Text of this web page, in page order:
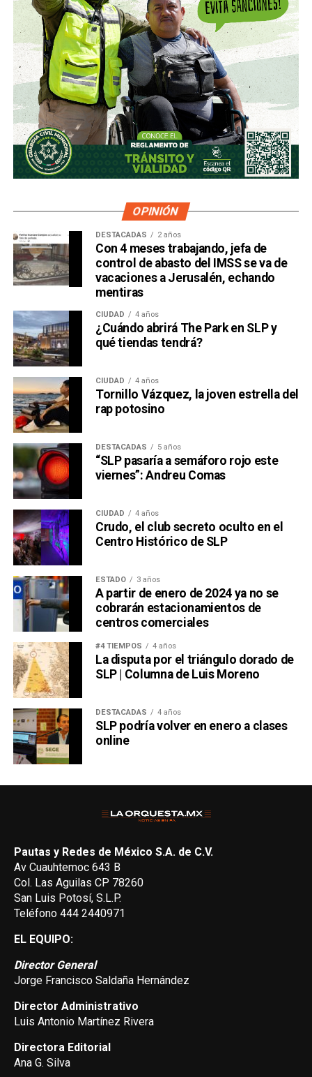
OPINIÓN
DESTACADAS 2 años
Con 4 meses trabajando, jefa de
control de abasto del IMSS se va de
vacaciones a Jerusalén, echando
mentiras
CIUDAD 4 años
¿Cuándo abrirá The Park en SLP y
qué tiendas tendrá?
CIUDAD 4 años
Tornillo Vázquez, la joven estrella del
rap potosino
DESTACADAS 5 años
“SLP pasaría a semáforo rojo este
viernes”: Andreu Comas
CIUDAD 4 años
Crudo, el club secreto oculto en el
Centro Histórico de SLP
ESTADO 3 años
A partir de enero de 2024 ya no se
cobrarán estacionamientos de
centros comerciales
#4 TIEMPOS 4 años
La disputa por el triángulo dorado de
SLP | Columna de Luis Moreno
DESTACADAS 4 años
SLP podría volver en enero a clases
online
Pautas y Redes de México S.A. de C.V.
Av Cuauhtemoc 643 B
Col. Las Aguilas CP 78260
San Luis Potosí, S.L.P.
Teléfono 444 2440971
EL EQUIPO:
Director General
Jorge Francisco Saldaña Hernández
Director Administrativo
Luis Antonio Martínez Rivera
Directora Editorial
Ana G. Silva